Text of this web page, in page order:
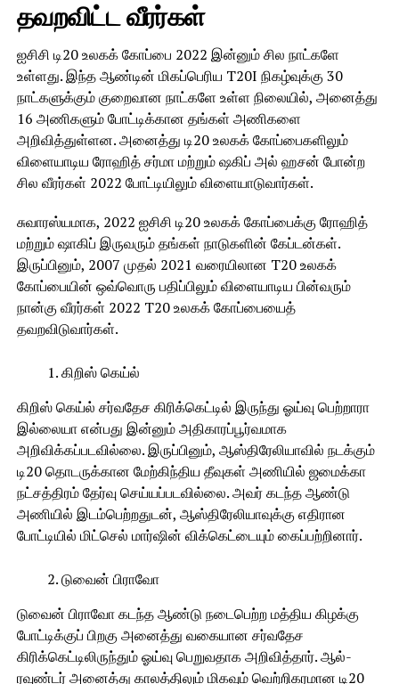
தவறவிட்ட வீரர்கள்
ஐசிசி டி20 உலகக் கோப்பை 2022 இன்னும் சில நாட்களே
உள்ளது. இந்த ஆண்டின் மிகப்பெரிய T20I நிகழ்வுக்கு 30
நாட்களுக்கும் குறைவான நாட்களே உள்ள நிலையில், அனைத்து
16 அணிகளும் போட்டிக்கான தங்கள் அணிகளை
அறிவித்துள்ளன. அனைத்து டி20 உலகக் கோப்பைகளிலும்
விளையாடிய ரோஹித் சர்மா மற்றும் ஷகிப் அல் ஹசன் போன்ற
சில வீரர்கள் 2022 போட்டியிலும் விளையாடுவார்கள்.
சுவாரஸ்யமாக, 2022 ஐசிசி டி20 உலகக் கோப்பைக்கு ரோஹித்
மற்றும் ஷாகிப் இருவரும் தங்கள் நாடுகளின் கேப்டன்கள்.
இருப்பினும், 2007 முதல் 2021 வரையிலான T20 உலகக்
கோப்பையின் ஒவ்வொரு பதிப்பிலும் விளையாடிய பின்வரும்
நான்கு வீரர்கள் 2022 T20 உலகக் கோப்பையைத்
தவறவிடுவார்கள்.
கிறிஸ் கெய்ல்
கிறிஸ் கெய்ல் சர்வதேச கிரிக்கெட்டில் இருந்து ஓய்வு பெற்றாரா
இல்லையா என்பது இன்னும் அதிகாரப்பூர்வமாக
அறிவிக்கப்படவில்லை. இருப்பினும், ஆஸ்திரேலியாவில் நடக்கும்
டி20 தொடருக்கான மேற்கிந்திய தீவுகள் அணியில் ஜமைக்கா
நட்சத்திரம் தேர்வு செய்யப்படவில்லை. அவர் கடந்த ஆண்டு
அணியில் இடம்பெற்றதுடன், ஆஸ்திரேலியாவுக்கு எதிரான
போட்டியில் மிட்செல் மார்ஷின் விக்கெட்டையும் கைப்பற்றினார்.
டுவைன் பிராவோ
டுவைன் பிராவோ கடந்த ஆண்டு நடைபெற்ற மத்திய கிழக்கு
போட்டிக்குப் பிறகு அனைத்து வகையான சர்வதேச
கிரிக்கெட்டிலிருந்தும் ஓய்வு பெறுவதாக அறிவித்தார். ஆல்-
ரவுண்டர் அனைத்து காலத்திலும் மிகவும் வெற்றிகரமான டி20